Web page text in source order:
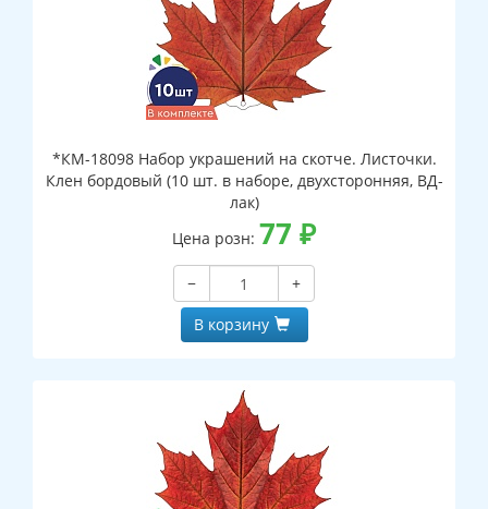
*КМ-18098 Набор украшений на скотче. Листочки.
Клен бордовый (10 шт. в наборе, двухсторонняя, ВД-
лак)
Цена розн: 77 ₽
−
+
В корзину